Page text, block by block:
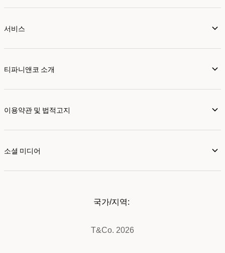
서비스
티파니앤코 소개
이용약관 및 법적고지
소셜 미디어
T&Co. 2026
국가/지역: